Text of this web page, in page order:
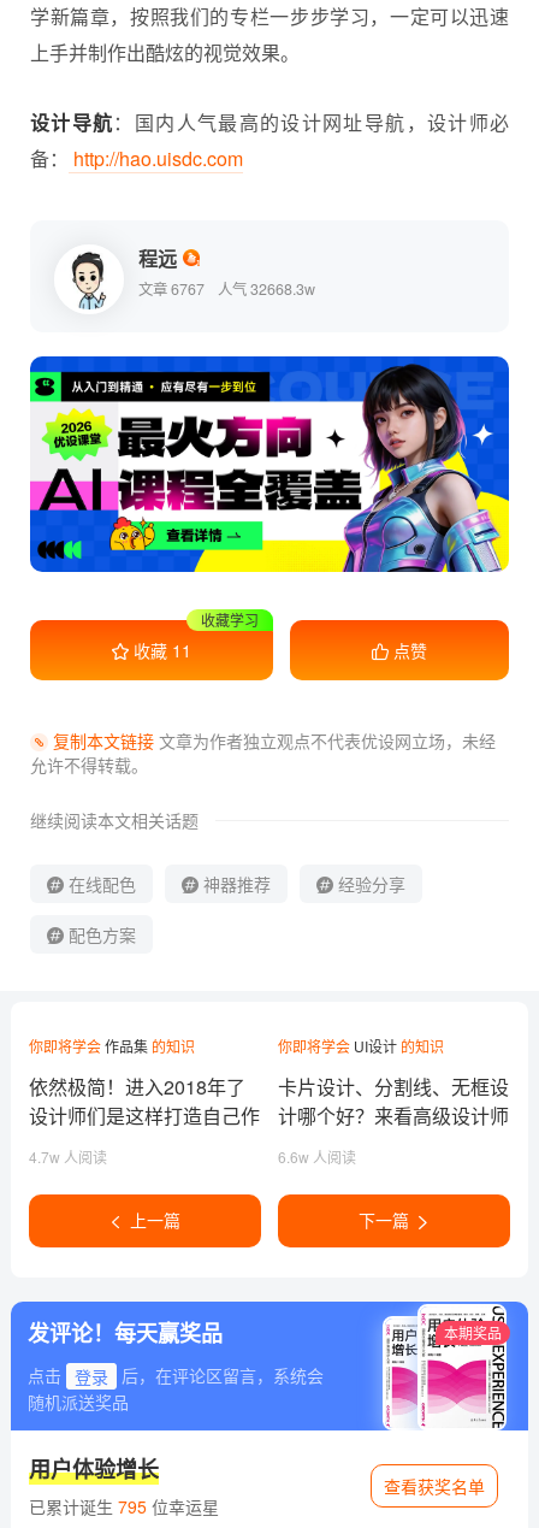
学新篇章，按照我们的专栏一步步学习，一定可以迅速
上手并制作出酷炫的视觉效果。
设计导航：国内人气最高的设计网址导航，设计师必
备：
http://hao.uisdc.com
程远
文章 6767 人气 32668.3w
收藏 11
收藏学习
点赞
复制本文链接文章为作者独立观点不代表优设网立场， 未经
允许不得转载。
继续阅读本文相关话题
在线配色 神器推荐 经验分享
配色方案
你即将学会作品集的知识
依然极简！进入2018年了
设计师们是这样打造自己作
品集的
4.7w 人阅读
上一篇
你即将学会 UI设计 的知识
卡片设计、分割线、无框设
计哪个好？来看高级设计师
的分析！
6.6w 人阅读
下一篇
发评论！每天赢奖品
点击 登录
后，在评论区留言，系统会
随机派送奖品
本期奖品
用户体验增长
已累计诞生 795位幸运星
查看获奖名单